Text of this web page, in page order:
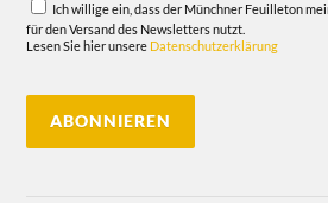
Ich willige ein, dass der Münchner Feuilleton
für den Versand des Newsletters nutzt.
Lesen Sie hier unsere Datenschutzerklärung